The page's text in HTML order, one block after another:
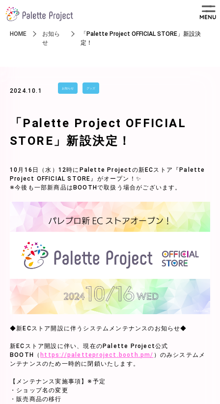
MENU
HOME
お知ら
せ
「Palette Project OFFICIAL STORE」新設決
定！
2024.10.1 お知らせ グッズ
「Palette Project OFFICIAL
STORE」新設決定！
10月16日（水）12時にPalette Projectの新ECストア『Palette
Project OFFICIAL STORE』がオープン！✨
※今後も一部新商品はBOOTHで取扱う場合がございます。
◆新ECストア開設に伴うシステムメンテナンスのお知らせ◆
新ECストア開設に伴い、現在のPalette Project公式
BOOTH（ https://paletteproject.booth.pm/ ）のみシステムメ
ンテナンスのため一時的に閉鎖いたします。
【メンテナンス実施事項】※予定
・ショップ名の変更
・販売商品の移行